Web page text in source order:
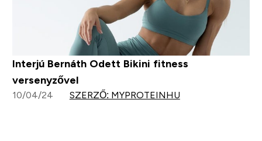
Interjú Bernáth Odett Bikini fitness
versenyzővel
10/04/24 SZERZŐ: MYPROTEINHU